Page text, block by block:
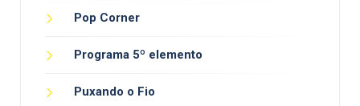
Pop Corner
Programa 5º elemento
Puxando o Fio